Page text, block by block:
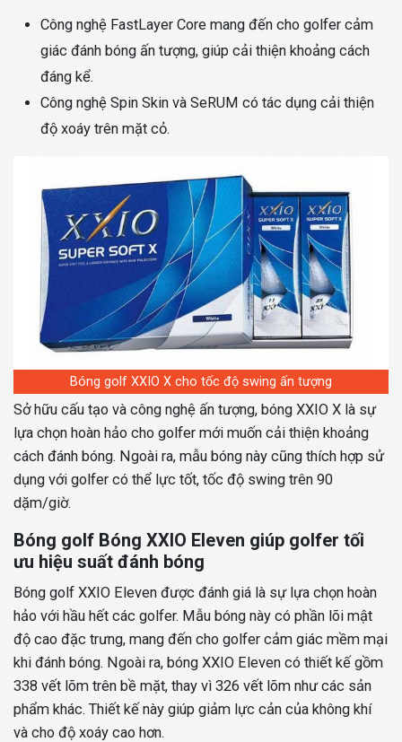
Công nghệ FastLayer Core mang đến cho golfer cảm
giác đánh bóng ấn tượng, giúp cải thiện khoảng cách
đáng kể.
Công nghệ Spin Skin và SeRUM có tác dụng cải thiện
độ xoáy trên mặt cỏ.
Bóng golf XXIO X cho tốc độ swing ấn tượng
Sở hữu cấu tạo và công nghệ ấn tượng, bóng XXIO X là sự
lựa chọn hoàn hảo cho golfer mới muốn cải thiện khoảng
cách đánh bóng. Ngoài ra, mẫu bóng này cũng thích hợp sử
dụng với golfer có thể lực tốt, tốc độ swing trên 90
dặm/giờ.
Bóng golf Bóng XXIO Eleven giúp golfer tối
ưu hiệu suất đánh bóng
Bóng golf XXIO Eleven được đánh giá là sự lựa chọn hoàn
hảo với hầu hết các golfer. Mẫu bóng này có phần lõi mật
độ cao đặc trưng, mang đến cho golfer cảm giác mềm mại
khi đánh bóng. Ngoài ra, bóng XXIO Eleven có thiết kế gồm
338 vết lõm trên bề mặt, thay vì 326 vết lõm như các sản
phẩm khác. Thiết kế này giúp giảm lực cản của không khí
và cho độ xoáy cao hơn.